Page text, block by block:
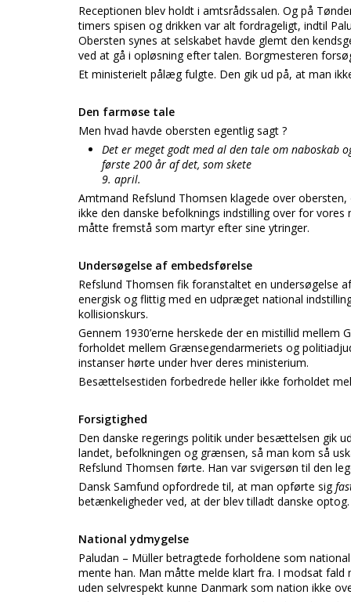
Receptionen blev holdt i amtsrådssalen. Og på
timers spisen og drikken var alt fordrageligt, indtil
Obersten synes at selskabet havde glemt den
ved at gå i opløsning efter talen. Borgmesteren
Et ministerielt pålæg fulgte. Den gik ud på, at man
Den farmøse tale
Men hvad havde obersten egentlig sagt ?
Det er meget godt med al den tale om naboskab
første 200 år af det, som skete
9. april.
Amtmand Refslund Thomsen klagede over
ikke den danske befolknings indstilling over for
måtte fremstå som martyr efter sine ytringer.
Undersøgelse af embedsførelse
Refslund Thomsen fik foranstaltet en undersøgelse
energisk og flittig med en udpræget national
kollisionskurs.
Gennem 1930’erne herskede der en mistillid
forholdet mellem Grænsegendarmeriets og
instanser hørte under hver deres ministerium.
Besættelsestiden forbedrede heller ikke forholdet
Forsigtighed
Den danske regerings politik under besættelsen gik
landet, befolkningen og grænsen, så man kom så
Refslund Thomsen førte. Han var svigersøn til den
Dansk Samfund opfordrede til, at man opførte sig
betænkeligheder ved, at der blev tilladt danske optog.
National ydmygelse
Paludan – Müller betragtede forholdene som
mente han. Man måtte melde klart fra. I modsat fald
uden selvrespekt kunne Danmark som nation ikke